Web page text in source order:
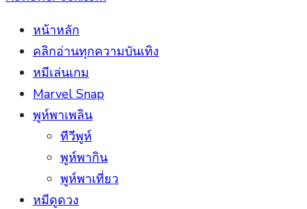
หน้าหลัก
คลิกอ่านทุกความบันเทิง
หมีเล่นเกม
Marvel Snap
พูห์พาเพลิน
ทีวีพูห์
พูห์พากิน
พูห์พาเที่ยว
หมีดูดวง